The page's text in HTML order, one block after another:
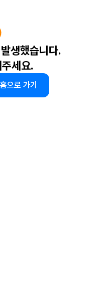
생했습니다.
세요.
홈으로 가기